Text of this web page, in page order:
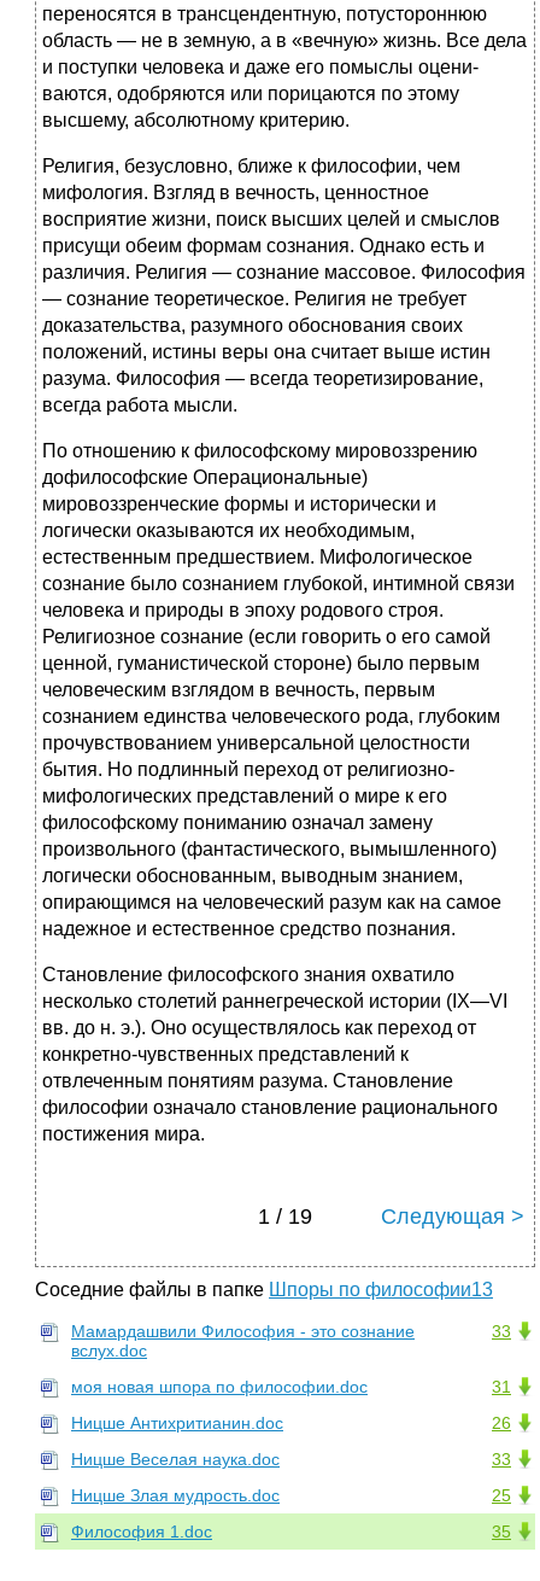
переносятся в трансцендентную, поту­стороннюю
область — не в земную, а в «вечную» жизнь. Все дела
и поступки человека и даже его помыслы оцени­
ваются, одобряются или порицаются по этому
высшему, абсолютному критерию.
Религия, безусловно, ближе к философии, чем
мифоло­гия. Взгляд в вечность, ценностное
восприятие жизни, по­иск высших целей и смыслов
присущи обеим формам созна­ния. Однако есть и
различия. Религия — сознание массовое. Философия
— сознание теоретическое. Религия не требует
доказательства, разумного обоснования своих
положений, истины веры она считает выше истин
разума. Философия — всегда теоретизирование,
всегда работа мысли.
По отношению к философскому мировоззрению
дофилософские Операциональные)
мировоззренческие формы и исторически и
логически оказываются их необходимым,
естественным предшествием. Мифологическое
сознание было сознанием глубокой, интимной связи
человека и природы в эпоху родового строя.
Религиозное сознание (если говорить о его самой
ценной, гуманистической сто­роне) было первым
человеческим взглядом в вечность, первым
сознанием единства человеческого рода, глубоким
прочувствованием универсальной целостности
бытия. Но подлинный переход от религиозно-
мифологических пред­ставлений о мире к его
философскому пониманию озна­чал замену
произвольного (фантастического, вымышлен­ного)
логически обоснованным, выводным знанием,
опирающимся на человеческий разум как на самое
надеж­ное и естественное средство познания.
Становление философского знания охватило
несколь­ко столетий раннегреческой истории (IX—VI
вв. до н. э.). Оно осуществлялось как переход от
конкретно-чувствен­ных представлений к
отвлеченным понятиям разума. Ста­новление
философии означало становление рационально­го
постижения мира.
1 / 19 Следующая >
Соседние файлы в папке Шпоры по философии13
33
Мамардашвили Философия - это сознание
вслух.doc
31
моя новая шпора по философии.doc
26
Ницше Антихритианин.doc
33
Ницше Веселая наука.doc
25
Ницше Злая мудрость.doc
35
Философия 1.doc